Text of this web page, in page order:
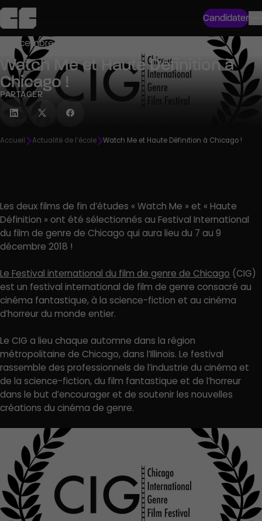
Candidater
7 décembre 2018 ● Actu école
Watch Me et Haute Définition à
Chicago !
PARTAGER
Accueil Actualité de l’école Watch Me et Haute Définition à Chicago !
Les deux films de fin d’études « Watch Me » et « Haute
Définition » ont été sélectionnés au Festival International
du film de genre de Chicago qui aura lieu du 7 au 9
décembre 2018 !
Le Festival international du film de genre de Chicago (CIG)
est un festival international de film de genre consacré au
cinéma fantastique, à la science-fiction et au cinéma
d’horreur du monde entier.
Le CIG a lieu chaque automne dans la région
métropolitaine de Chicago, dans l’Illinois. Le festival
rassemble des professionnels de l’industrie du cinéma et
de la science-fiction, du film fantastique et de l’horreur
dans le but d’encourager et de soutenir les nouvelles
créations du cinéma de genre.